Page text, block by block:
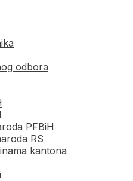
odbora
PFBiH
RS
kantona